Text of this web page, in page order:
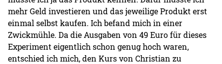
mehr Geld investieren und das jeweilige Produkt erst
einmal selbst kaufen. Ich befand mich in einer
Zwickmühle. Da die Ausgaben von 49 Euro für dieses
Experiment eigentlich schon genug hoch waren,
entschied ich mich, den Kurs von Christian zu